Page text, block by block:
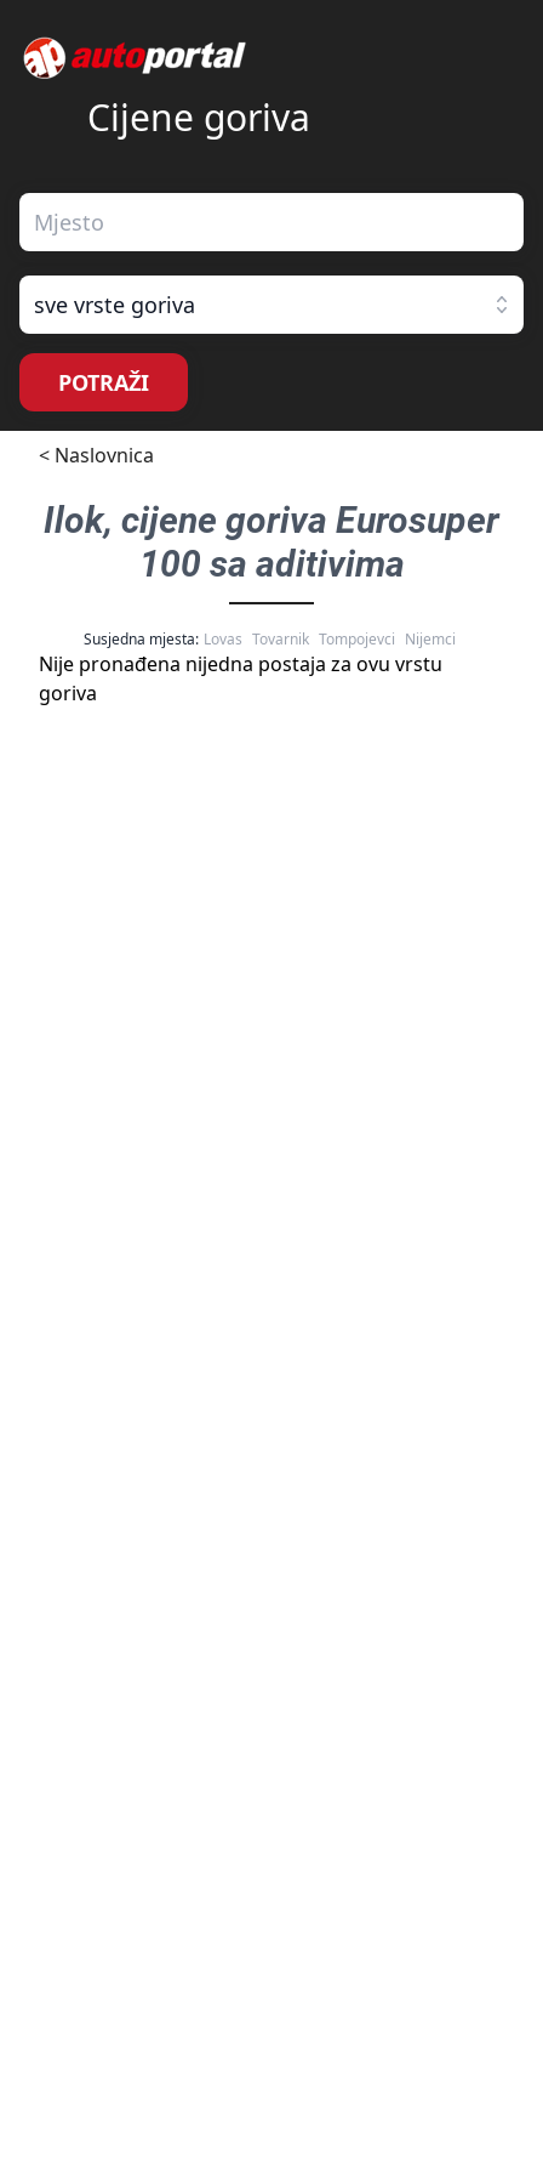
Cijene goriva
sve vrste goriva
POTRAŽI
< Naslovnica
Ilok, cijene goriva Eurosuper
100 sa aditivima
Susjedna mjesta: Lovas Tovarnik Tompojevci Nijemci
Nije pronađena nijedna postaja za ovu vrstu
goriva